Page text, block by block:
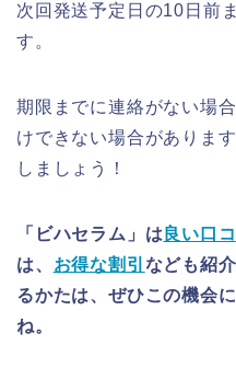
次回発送予定日の10日前
す。
期限までに連絡がない場
けできない場合がありま
しましょう！
「ビハセラム」は 良い口
は、 お得な割引 なども紹
るかたは、ぜひこの機会
ね。